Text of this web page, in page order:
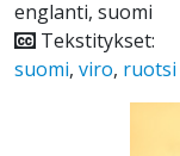
englanti, suomi
Tekstitykset:
suomi, viro, ruotsi